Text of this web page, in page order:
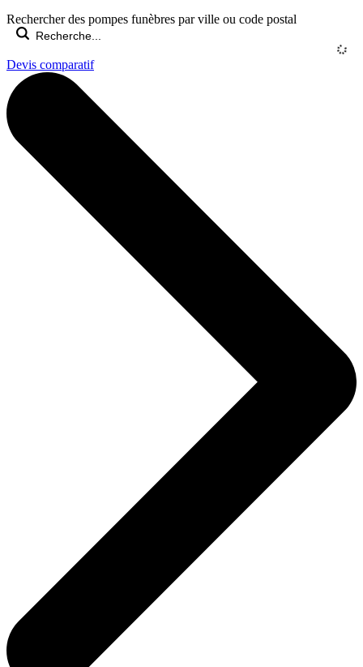
Rechercher des pompes funèbres par ville ou code postal
Devis comparatif